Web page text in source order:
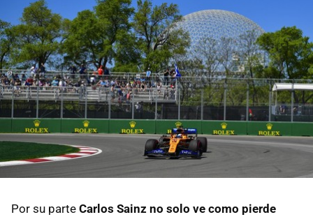
Por su parte Carlos Sainz no solo ve como pierde